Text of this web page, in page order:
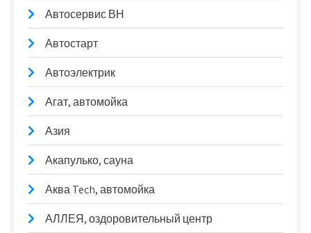
Автосервис ВН
Автостарт
Автоэлектрик
Агат, автомойка
Азия
Акапулько, сауна
Аква Tech, автомойка
АЛЛЕЯ, оздоровительный центр